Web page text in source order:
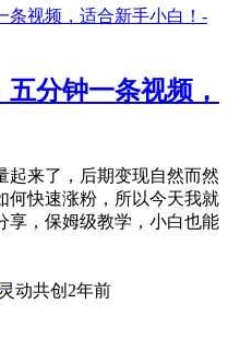
分钟一条视频，
起来了，后期变现自然而然
何快速涨粉，所以今天我就
享，保姆级教学，小白也能
灵动共创 2年前